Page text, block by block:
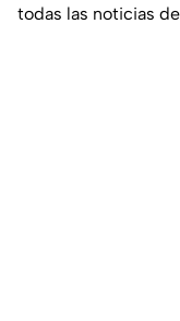
todas las noticias